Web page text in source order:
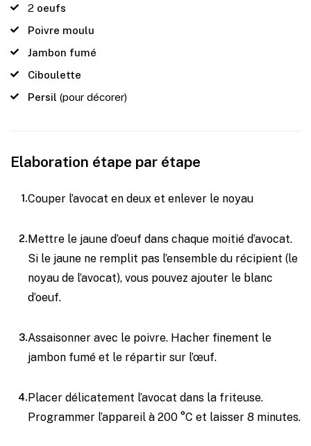
2 oeufs
Poivre moulu
Jambon fumé
Ciboulette
Persil (pour décorer)
Elaboration étape par étape
Couper l’avocat en deux et enlever le noyau
Mettre le jaune d’oeuf dans chaque moitié d’avocat.
Si le jaune ne remplit pas l’ensemble du récipient (le
noyau de l’avocat), vous pouvez ajouter le blanc
d’oeuf.
Assaisonner avec le poivre. Hacher finement le
jambon fumé et le répartir sur l’œuf.
Placer délicatement l’avocat dans la friteuse.
Programmer l’appareil à 200 °C et laisser 8 minutes.